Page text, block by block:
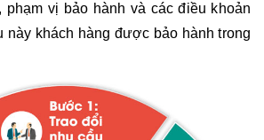
phạm vị bảo hành và các điều khoản
này khách hàng được bảo hành trong